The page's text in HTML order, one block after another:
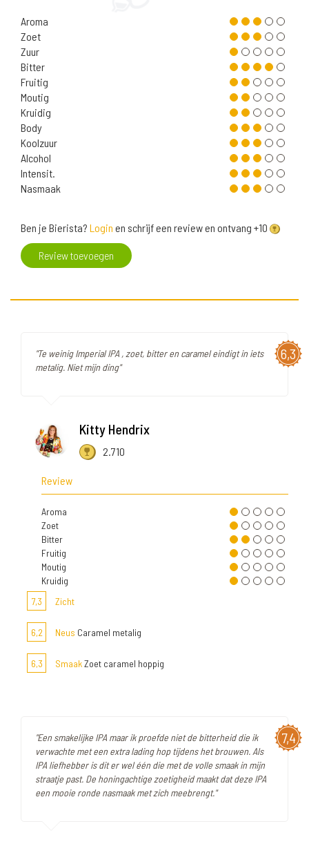
Aroma
Zoet
Zuur
Bitter
Fruitig
Moutig
Kruidig
Body
Koolzuur
Alcohol
Intensit.
Nasmaak
Ben je Bierista? Login en schrijf een review en ontvang +10
Review toevoegen
6,3
"Te weinig Imperial IPA , zoet, bitter en caramel eindigt in iets
metalig. Niet mijn ding"
Kitty Hendrix
2.710
Review
Aroma
Zoet
Bitter
Fruitig
Moutig
Kruidig
7,3
Zicht
6,2 Neus Caramel metalig
6,3 SmaakZoet caramel hoppig
7,4
"Een smakelijke IPA maar ik proefde niet de bitterheid die ik
verwachte met een extra lading hop tijdens het brouwen. Als
IPA liefhebber is dit er wel één die met de volle smaak in mijn
straatje past. De honingachtige zoetigheid maakt dat deze IPA
een mooie ronde nasmaak met zich meebrengt."